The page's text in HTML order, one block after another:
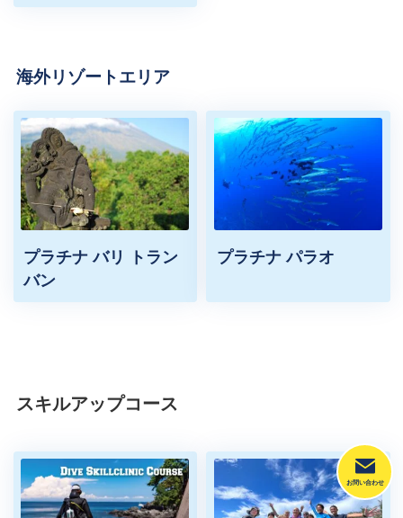
海外リゾートエリア
プラチナ バリ トラン
バン
プラチナ パラオ
スキルアップコース
お問い合わせ